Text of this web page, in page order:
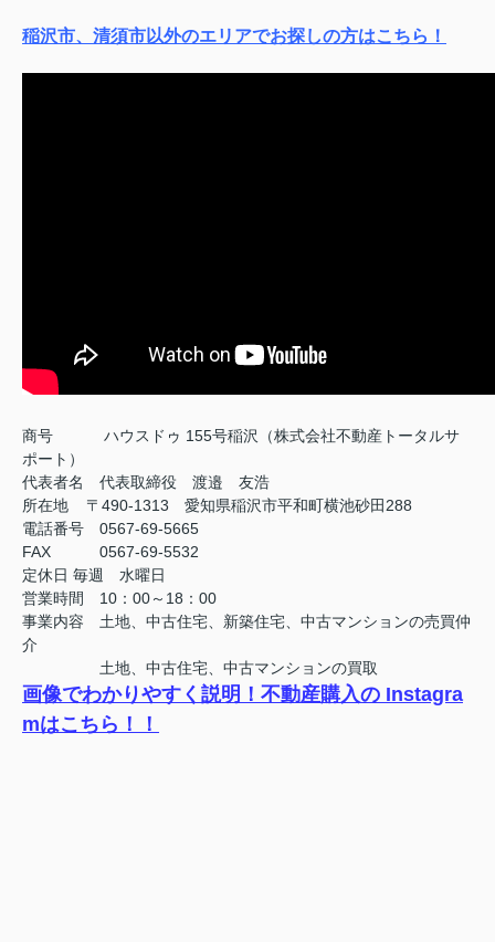
稲沢市、清須市以外のエリアでお探しの方はこちら！
商号
ハウスドゥ 155号稲沢（株式会社不動産トータルサ
ポート）
代表者名 代表取締役 渡邉 友浩
所在地 〒490-1313 愛知県稲沢市平和町横池砂田288
電話番号 0567-69-5665
FAX
0567-69-5532
定休日 毎週 水曜日
営業時間 10：00～18：00
事業内容 土地、中古住宅、新築住宅、中古マンションの売買仲
介
土地、中古住宅、中古マンションの買取
画像でわかりやすく説明！不動産購入の Instagra
mはこちら！！